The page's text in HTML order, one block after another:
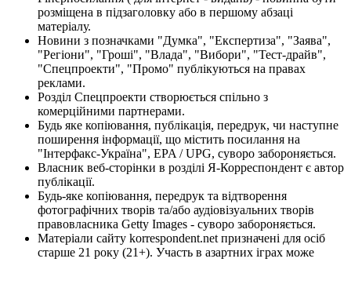
розміщена в підзаголовку або в першому абзаці
матеріалу.
Новини з позначками "Думка", "Експертиза", "Заява",
"Регіони", "Гроші", "Влада", "Вибори", "Тест-драйв",
"Спецпроекти", "Промо" публікуються на правах
реклами.
Розділ Спецпроекти створюється спільно з
комерційними партнерами.
Будь яке копіювання, публікація, передрук, чи наступне
поширення інформації, що містить посилання на
"Інтерфакс-Україна", EPA / UPG, суворо забороняється.
Власник веб-сторінки в розділі Я-Корреспондент є автор
публікації.
Будь-яке копіювання, передрук та відтворення
фотографічних творів та/або аудіовізуальних творів
правовласника Getty Images - суворо забороняється.
Матеріали сайту korrespondent.net призначені для осіб
старше 21 року (21+). Участь в азартних іграх може